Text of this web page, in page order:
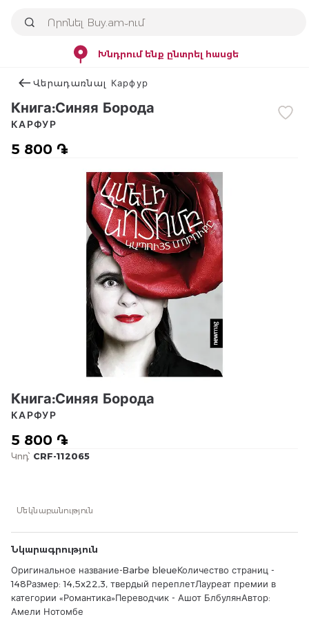
Խնդրում ենք ընտրել հասցե
Վերադառնալ Карфур
Книга:Синяя Борода
5 800 ֏
КАРФУР
Книга:Синяя Борода
5 800 ֏
КАРФУР
Կոդ՝ CRF-112065
Մեկնաբանություն
Նկարագրություն
Оригинальное название-Barbe bleueКоличество страниц -
148Размер: 14,5x22,3, твердый переплетЛауреат премии в
категории «Романтика»Переводчик - Ашот БлбулянАвтор:
Амели Нотомбе